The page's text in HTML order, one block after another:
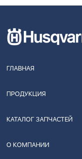
ГЛАВНАЯ
ПРОДУКЦИЯ
КАТАЛОГ ЗАПЧАСТЕЙ
О КОМПАНИИ